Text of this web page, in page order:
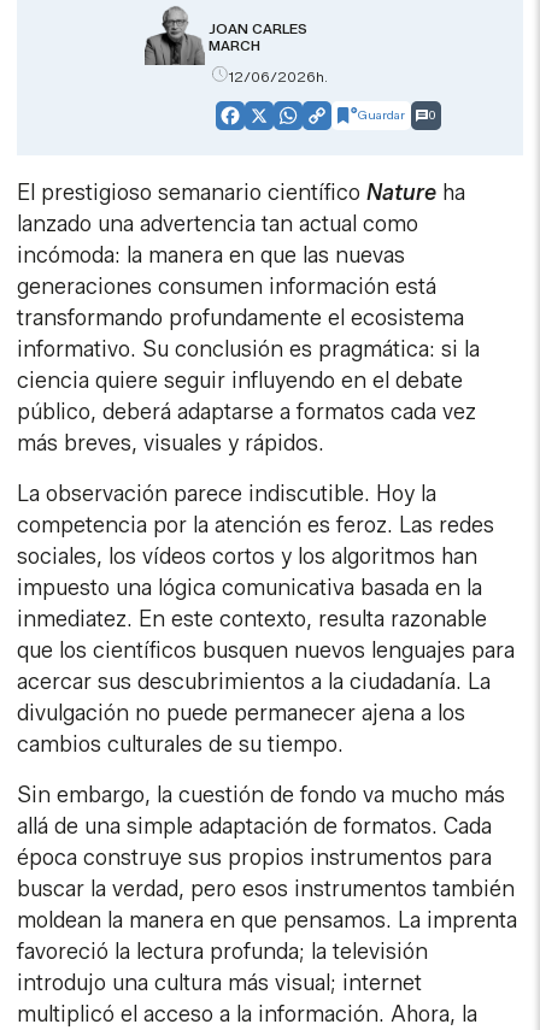
JOAN CARLES
MARCH
12/06/2026h.
Facebook
X WhatsApp
CopyGuardar 0
El prestigioso semanario científicoNature ha
lanzado una advertencia tan actual como
incómoda: la manera en que las nuevas
generaciones consumen información está
transformando profundamente el ecosistema
informativo. Su conclusión es pragmática: si la
ciencia quiere seguir influyendo en el debate
público, deberá adaptarse a formatos cada vez
más breves, visuales y rápidos.
La observación parece indiscutible. Hoy la
competencia por la atención es feroz. Las redes
sociales, los vídeos cortos y los algoritmos han
impuesto una lógica comunicativa basada en la
inmediatez. En este contexto, resulta razonable
que los científicos busquen nuevos lenguajes para
acercar sus descubrimientos a la ciudadanía. La
divulgación no puede permanecer ajena a los
cambios culturales de su tiempo.
Sin embargo, la cuestión de fondo va mucho más
allá de una simple adaptación de formatos. Cada
época construye sus propios instrumentos para
buscar la verdad, pero esos instrumentos también
moldean la manera en que pensamos. La imprenta
favoreció la lectura profunda; la televisión
introdujo una cultura más visual; internet
multiplicó el acceso a la información. Ahora, la